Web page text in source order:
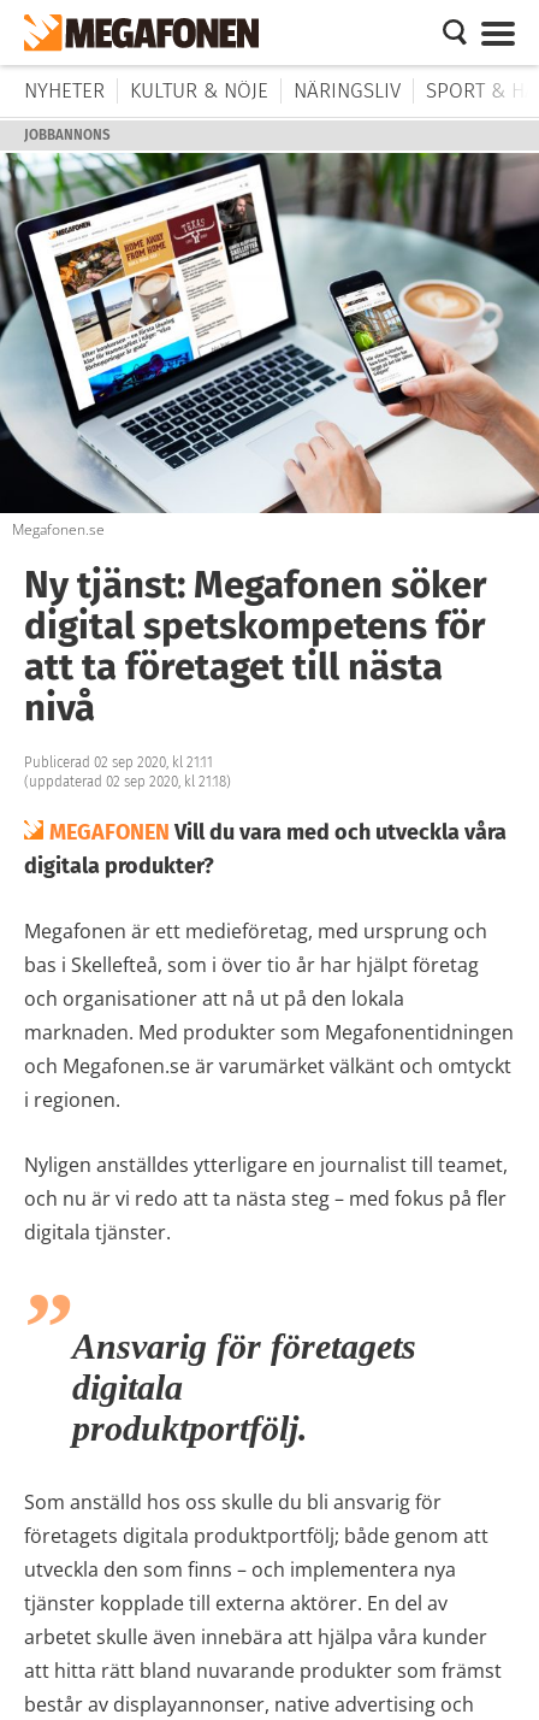
NYHETER KULTUR & NÖJE NÄRINGSLIV SPORT &
JOBBANNONS
Megafonen.se
Ny tjänst: Megafonen söker
digital spetskompetens för
att ta företaget till nästa
nivå
Publicerad 02 sep 2020, kl 21:11
(uppdaterad 02 sep 2020, kl 21:18)
MEGAFONEN Vill du vara med och utveckla våra
digitala produkter?
Megafonen är ett medieföretag, med ursprung och
bas i Skellefteå, som i över tio år har hjälpt företag
och organisationer att nå ut på den lokala
marknaden. Med produkter som Megafonentidningen
och Megafonen.se är varumärket välkänt och omtyckt
i regionen.
Nyligen anställdes ytterligare en journalist till teamet,
och nu är vi redo att ta nästa steg – med fokus på fler
digitala tjänster.
Ansvarig för företagets
digitala
produktportfölj.
Som anställd hos oss skulle du bli ansvarig för
företagets digitala produktportfölj; både genom att
utveckla den som finns – och implementera nya
tjänster kopplade till externa aktörer. En del av
arbetet skulle även innebära att hjälpa våra kunder
att hitta rätt bland nuvarande produkter som främst
består av displayannonser, native advertising och